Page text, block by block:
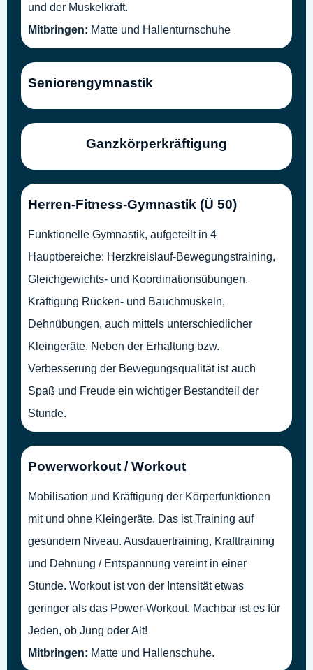
und der Muskelkraft.
Mitbringen: Matte und Hallenturnschuhe
Seniorengymnastik
Ganzkörperkräftigung
Herren-Fitness-Gymnastik (Ü 50)
Funktionelle Gymnastik, aufgeteilt in 4
Hauptbereiche: Herzkreislauf-Bewegungstraining,
Gleichgewichts- und Koordinationsübungen,
Kräftigung Rücken- und Bauchmuskeln,
Dehnübungen, auch mittels unterschiedlicher
Kleingeräte. Neben der Erhaltung bzw.
Verbesserung der Bewegungsqualität ist auch
Spaß und Freude ein wichtiger Bestandteil der
Stunde.
Powerworkout / Workout
Mobilisation und Kräftigung der Körperfunktionen
mit und ohne Kleingeräte. Das ist Training auf
gesundem Niveau. Ausdauertraining, Krafttraining
und Dehnung / Entspannung vereint in einer
Stunde. Workout ist von der Intensität etwas
geringer als das Power-Workout. Machbar ist es für
Jeden, ob Jung oder Alt!
Mitbringen: Matte und Hallenschuhe.